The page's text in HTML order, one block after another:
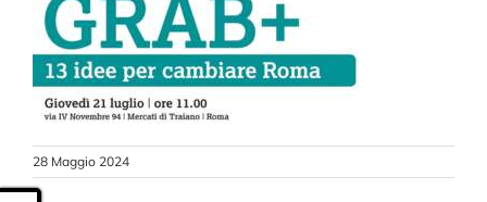
CONTATTI
28 Maggio 2024